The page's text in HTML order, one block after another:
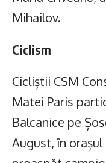
Mihailov.
Ciclism
Cicliștii CSM
Matei Paris
Balcanice pe
August, în